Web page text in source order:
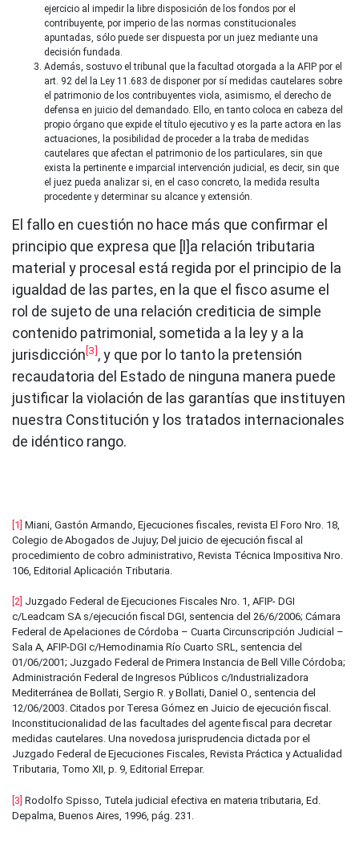
ejercicio al impedir la libre disposición de los fondos por el
contribuyente, por imperio de las normas constitucionales
apuntadas, sólo puede ser dispuesta por un juez mediante una
decisión fundada.
Además, sostuvo el tribunal que la facultad otorgada a la AFIP por el
art. 92 del la Ley 11.683 de disponer por sí medidas cautelares sobre
el patrimonio de los contribuyentes viola, asimismo, el derecho de
defensa en juicio del demandado. Ello, en tanto coloca en cabeza del
propio órgano que expide el título ejecutivo y es la parte actora en las
actuaciones, la posibilidad de proceder a la traba de medidas
cautelares que afectan el patrimonio de los particulares, sin que
exista la pertinente e imparcial intervención judicial, es decir, sin que
el juez pueda analizar si, en el caso concreto, la medida resulta
procedente y determinar su alcance y extensión.
El fallo en cuestión no hace más que confirmar el
principio que expresa que [l]a relación tributaria
material y procesal está regida por el principio de la
igualdad de las partes, en la que el fisco asume el
rol de sujeto de una relación crediticia de simple
contenido patrimonial, sometida a la ley y a la
jurisdicción[3], y que por lo tanto la pretensión
recaudatoria del Estado de ninguna manera puede
justificar la violación de las garantías que instituyen
nuestra Constitución y los tratados internacionales
de idéntico rango.
[1] Miani, Gastón Armando, Ejecuciones fiscales, revista El Foro Nro. 18,
Colegio de Abogados de Jujuy; Del juicio de ejecución fiscal al
procedimiento de cobro administrativo, Revista Técnica Impositiva Nro.
106, Editorial Aplicación Tributaria.
[2] Juzgado Federal de Ejecuciones Fiscales Nro. 1, AFIP- DGI
c/Leadcam SA s/ejecución fiscal DGI, sentencia del 26/6/2006; Cámara
Federal de Apelaciones de Córdoba – Cuarta Circunscripción Judicial –
Sala A, AFIP-DGI c/Hemodinamia Río Cuarto SRL, sentencia del
01/06/2001; Juzgado Federal de Primera Instancia de Bell Ville Córdoba;
Administración Federal de Ingresos Públicos c/Industrializadora
Mediterránea de Bollati, Sergio R. y Bollati, Daniel O., sentencia del
12/06/2003. Citados por Teresa Gómez en Juicio de ejecución fiscal.
Inconstitucionalidad de las facultades del agente fiscal para decretar
medidas cautelares. Una novedosa jurisprudencia dictada por el
Juzgado Federal de Ejecuciones Fiscales, Revista Práctica y Actualidad
Tributaria, Tomo XII, p. 9, Editorial Errepar.
[3] Rodolfo Spisso, Tutela judicial efectiva en materia tributaria, Ed.
Depalma, Buenos Aires, 1996, pág. 231.